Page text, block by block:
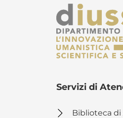
Patrimoni
Territori
Servizi di
Biblioteca